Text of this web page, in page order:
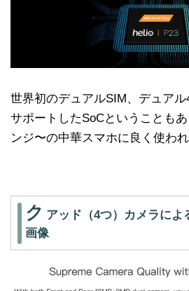
世界初のデュアルSIM、デュアル
サポートしたSoCということも
ンジ〜の中華スマホに良く使わ
ク アッド（4つ）カメラによ
画像